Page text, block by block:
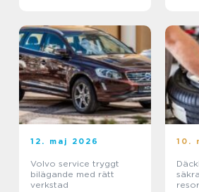
12. maj 2026
Volvo service tryggt
bilägande med rätt
verkstad
10.